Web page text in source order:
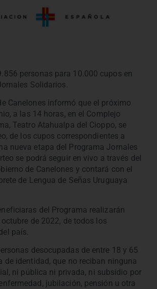
personas para 10.000 cupos en
Solidarios.
Canelones informó que el próximo
a las 14 horas, en el Complejo
Teatro Atahualpa del Cioppo, se
de los cupos correspondientes a
nueva etapa del Programa Jornales
se podrá seguir en vivo a través del
de Canelones y contará con el
de Lengua de Señas Uruguaya
del Programa realizarán
de 2022, de todos los
país.
desocupadas de entre 18 y 65
de identidad, que no reciban ninguna
ni pública ni privada, ni subsidio por
jubilación, pensión u otra